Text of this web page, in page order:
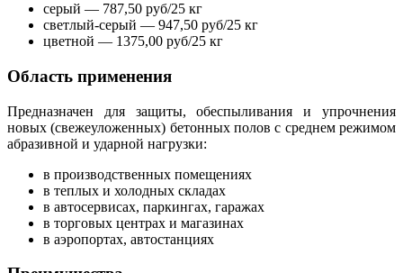
серый — 787,50 руб/25 кг
светлый-серый — 947,50 руб/25 кг
цветной — 1375,00 руб/25 кг
Область применения
Предназначен для защиты, обеспыливания и упрочнения
новых (свежеуложенных) бетонных полов с среднем режимом
абразивной и ударной нагрузки:
в производственных помещениях
в теплых и холодных складах
в автосервисах, паркингах, гаражах
в торговых центрах и магазинах
в аэропортах, автостанциях